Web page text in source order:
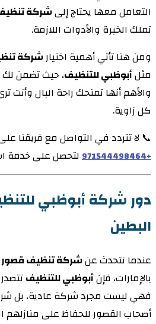
التعامل معها يحتاج إلىشركة
تملك الخبرة والأدوات اللازمة.
ومن هنا تأتي أهمية اختيارشركة
مثلأبوظبي للتنظيف، حيث تضمن لك
والأهم أنها تمنحك راحة البال وأنت
كل زاوية.
📞 لا تتردد في التواصل مع فريقنا
+971544498464 لتحصل على خدمة
دور شركة أبوظبي
البطين
عندما نتحدث عنشركة تنظيف قصور
بالإمارات، فإنأبوظبي للتنظيف
فهي ليست مجرد شركة عادية، بل
أصحاب القصور للحفاظ على منازلهم